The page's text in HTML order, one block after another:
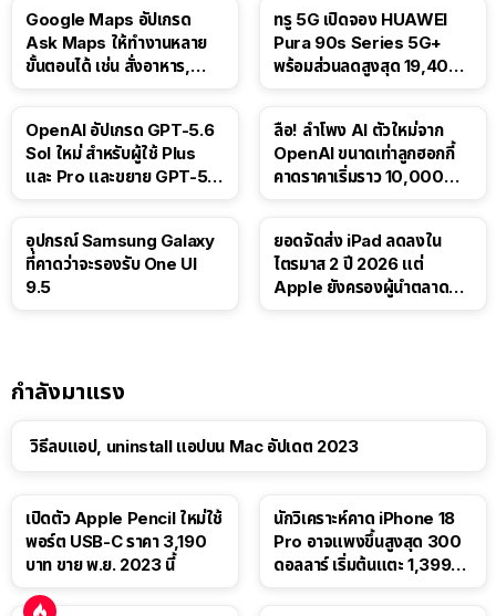
Google Maps อัปเกรด
Ask Maps ให้ทำงานหลาย
ขั้นตอนได้ เช่น สั่งอาหาร,
ทรู 5G เปิดจอง HUAWEI
Pura 90s Series 5G+
พร้อมส่วนลดสูงสุด 19,400
OpenAI อัปเกรด GPT-5.6
Sol ใหม่ สำหรับผู้ใช้ Plus
และ Pro และขยาย GPT-5.6
ลือ! ลำโพง AI ตัวใหม่จาก
OpenAI ขนาดเท่าลูกฮอกกี้
คาดราคาเริ่มราว 10,000
อุปกรณ์ Samsung Galaxy
ที่คาดว่าจะรองรับ One UI
9.5
ยอดจัดส่ง iPad ลดลงใน
ไตรมาส 2 ปี 2026 แต่
Apple ยังครองผู้นำตลาด
กำลังมาแรง
วิธีลบแอป, uninstall แอปบน Mac อัปเดต 2023
เปิดตัว Apple Pencil ใหม่ใช้
พอร์ต USB-C ราคา 3,190
บาท ขาย พ.ย. 2023 นี้
นักวิเคราะห์คาด iPhone 18
Pro อาจแพงขึ้นสูงสุด 300
ดอลลาร์ เริ่มต้นแตะ 1,399